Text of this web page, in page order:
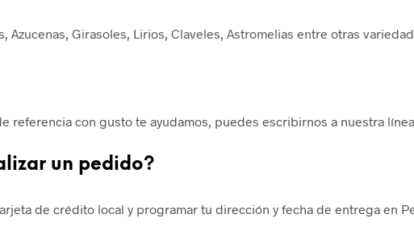
Girasoles, Lirios, Claveles, Astromelias entre otras
referencia con gusto te ayudamos, puedes escribirnos a nuestra
un pedido?
de crédito local y programar tu dirección y fecha de entrega en